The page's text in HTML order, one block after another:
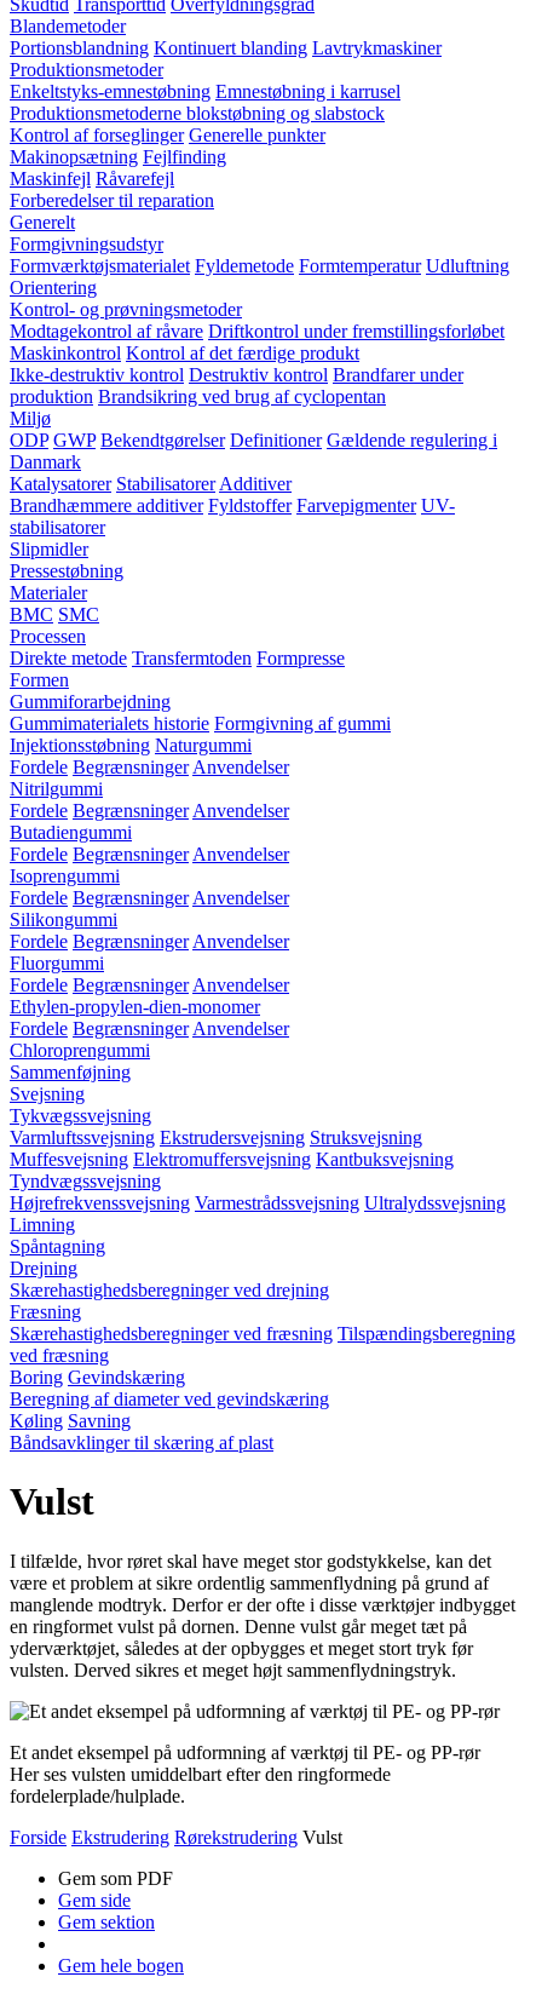
Skudtid Transporttid Overfyldningsgrad
Blandemetoder
Portionsblandning Kontinuert blanding Lavtrykmaskiner
Produktionsmetoder
Enkeltstyks-emnestøbning Emnestøbning i karrusel
Produktionsmetoderne blokstøbning og slabstock
Kontrol af forseglinger Generelle punkter
Makinopsætning Fejlfinding
Maskinfejl Råvarefejl
Forberedelser til reparation
Generelt
Formgivningsudstyr
Formværktøjsmaterialet Fyldemetode Formtemperatur Udluftning
Orientering
Kontrol- og prøvningsmetoder
Modtagekontrol af råvare Driftkontrol under fremstillingsforløbet
Maskinkontrol Kontrol af det færdige produkt
Ikke-destruktiv kontrol Destruktiv kontrol Brandfarer under
produktion Brandsikring ved brug af cyclopentan
Miljø
ODP GWP Bekendtgørelser Definitioner Gældende regulering i
Danmark
Katalysatorer Stabilisatorer Additiver
Brandhæmmere additiver Fyldstoffer Farvepigmenter UV-
stabilisatorer
Slipmidler
Pressestøbning
Materialer
BMC SMC
Processen
Direkte metode Transfermtoden Formpresse
Formen
Gummiforarbejdning
Gummimaterialets historie Formgivning af gummi
Injektionsstøbning Naturgummi
Fordele Begrænsninger Anvendelser
Nitrilgummi
Fordele Begrænsninger Anvendelser
Butadiengummi
Fordele Begrænsninger Anvendelser
Isoprengummi
Fordele Begrænsninger Anvendelser
Silikongummi
Fordele Begrænsninger Anvendelser
Fluorgummi
Fordele Begrænsninger Anvendelser
Ethylen-propylen-dien-monomer
Fordele Begrænsninger Anvendelser
Chloroprengummi
Sammenføjning
Svejsning
Tykvægssvejsning
Varmluftssvejsning Ekstrudersvejsning Struksvejsning
Muffesvejsning Elektromuffersvejsning Kantbuksvejsning
Tyndvægssvejsning
Højrefrekvenssvejsning Varmestrådssvejsning Ultralydssvejsning
Limning
Spåntagning
Drejning
Skærehastighedsberegninger ved drejning
Fræsning
Skærehastighedsberegninger ved fræsning Tilspændingsberegning
ved fræsning
Boring Gevindskæring
Beregning af diameter ved gevindskæring
Køling Savning
Båndsavklinger til skæring af plast
Vulst
I tilfælde, hvor røret skal have meget stor godstykkelse, kan det
være et problem at sikre ordentlig sammenflydning på grund af
manglende modtryk. Derfor er der ofte i disse værktøjer indbygget
en ringformet vulst på dornen. Denne vulst går meget tæt på
yderværktøjet, således at der opbygges et meget stort tryk før
vulsten. Derved sikres et meget højt sammenflydningstryk.
Et andet eksempel på udformning af værktøj til PE- og PP-rør
Her ses vulsten umiddelbart efter den ringformede
fordelerplade/hulplade.
Forside Ekstrudering Rørekstrudering Vulst
Gem som PDF
Gem side
Gem sektion
Gem hele bogen